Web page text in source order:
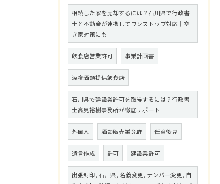
相続した家を売却するには？石川県で行政書
士と不動産が連携してワンストップ対応｜空
き家対策にも
飲食店営業許可 事業計画書
深夜酒類提供飲食店
石川県で建設業許可を取得するには？行政書
士高見裕樹事務所が徹底サポート
外国人 酒類販売業免許 任意後見
遺言作成 許可 建設業許可
出張封印, 石川県, 名義変更, ナンバー変更, 自